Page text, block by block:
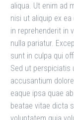
aliqua. Ut enim ad
nisi ut aliquip ex
in reprehenderit in
nulla pariatur.
sunt in culpa qui
Sed ut perspiciatis
accusantium
eaque ipsa quae
beatae vitae dicta